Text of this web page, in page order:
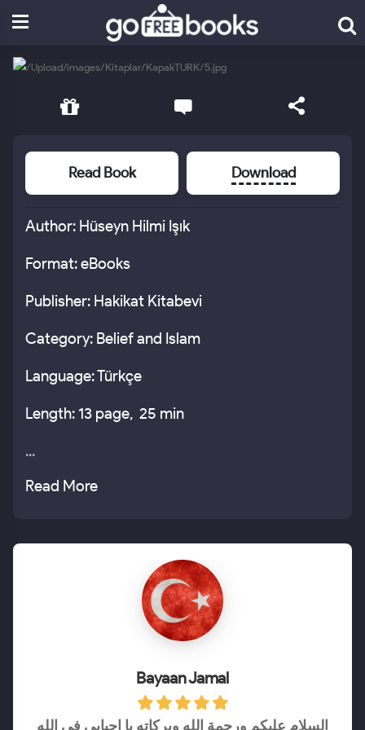
Read Book Download
Author: Hüseyn Hilmi Işık
Format: eBooks
Publisher: Hakikat Kitabevi
Category: Belief and Islam
Language: Türkçe
Length: 13 page, 25 min
...
Read More
Bayaan Jamal
السلام عليكم ورحمة الله وبركاته يا احبابي في الله